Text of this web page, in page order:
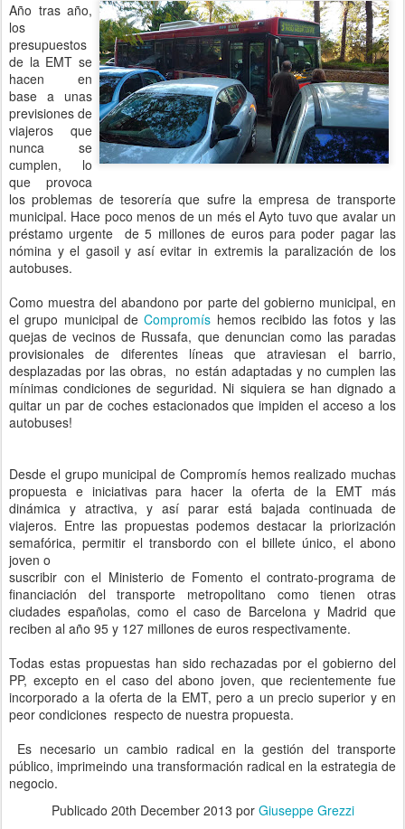
Año tras año,
los
presupuestos
de la EMT se
hacen en
base a unas
previsiones de
viajeros que
nunca se
cumplen, lo
que provoca
los problemas de tesorería que sufre la empresa de transporte
municipal. Hace poco menos de un més el Ayto tuvo que avalar un
préstamo urgente de 5 millones de euros para poder pagar las
nómina y el gasoil y así evitar in extremis la paralización de los
autobuses.
Como muestra del abandono por parte del gobierno municipal, en
el grupo municipal deCompromís hemos recibido las fotos y las
quejas de vecinos de Russafa, que denuncian como las paradas
provisionales de diferentes líneas que atraviesan el barrio,
desplazadas por las obras, no están adaptadas y no cumplen las
mínimas condiciones de seguridad. Ni siquiera se han dignado a
quitar un par de coches estacionados que impiden el acceso a los
autobuses!
Desde el grupo municipal de Compromís hemos realizado muchas
propuesta e iniciativas para hacer la oferta de la EMT más
dinámica y atractiva, y así parar está bajada continuada de
viajeros. Entre las propuestas podemos destacar la priorización
semafórica, permitir el transbordo con el billete único, el abono
joven o
suscribir con el Ministerio de Fomento el contrato-programa de
financiación del transporte metropolitano como tienen otras
ciudades españolas, como el caso de Barcelona y Madrid que
reciben al año 95 y 127 millones de euros respectivamente.
Todas estas propuestas han sido rechazadas por el gobierno del
PP, excepto en el caso del abono joven, que recientemente fue
incorporado a la oferta de la EMT, pero a un precio superior y en
peor condiciones respecto de nuestra propuesta.
Es necesario un cambio radical en la gestión del transporte
público, imprimeindo una transformación radical en la estrategia de
negocio.
Publicado 20th December 2013 por Giuseppe Grezzi